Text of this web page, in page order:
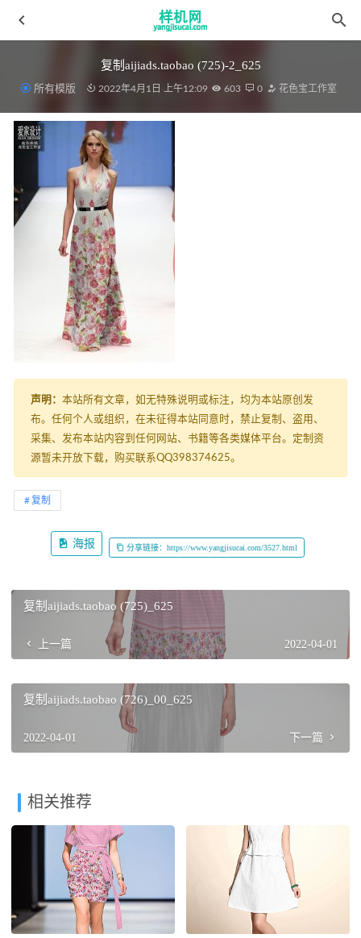
复制aijiads.taobao (725)-2_625
所有模版 2022年4月1日 上午12:09 603 0 花色宝工作室
声明： 本站所有文章，如无特殊说明或标注，均为本站原创发
布。任何个人或组织，在未征得本站同意时，禁止复制、盗用、
采集、发布本站内容到任何网站、书籍等各类媒体平台。定制资
源暂未开放下载，购买联系QQ398374625。
复制
海报 分享链接：https://www.yangjisucai.com/3527.html
复制aijiads.taobao (725)_625
上一篇 2022-04-01
复制aijiads.taobao (726)_00_625
2022-04-01 下一篇
相关推荐
床单aijiads.taobao (1550)
2022-04-10
凉席花色宝(2198)智能3Y效果
复制aijiads.taobao (1191)-2_625
床单花色宝(2058)xg
2022-04-10
床单aijiads.taobao (1762)-3